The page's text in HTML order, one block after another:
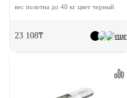
еще
вес полотна до 40 кг цвет черный
23 108₸